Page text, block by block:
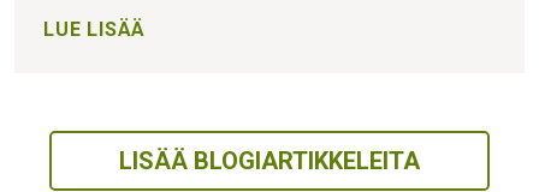
LUE LISÄÄ
LISÄÄ BLOGIARTIKKELEITA